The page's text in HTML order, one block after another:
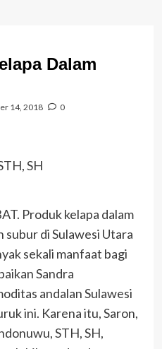
Dalam
14, 2018 0
SH
Produk kelapa dalam
subur di Sulawesi Utara
sekali manfaat bagi
Sandra
andalan Sulawesi
ini. Karena itu, Saron,
STH, SH,